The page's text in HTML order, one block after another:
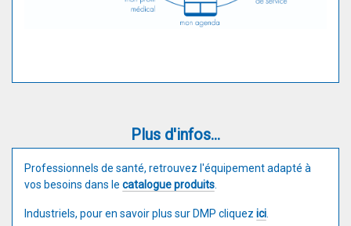
Plus d'infos...
Professionnels de santé, retrouvez l'équipement adapté à
vos besoins dans le catalogue produits.
Industriels, pour en savoir plus sur DMP cliquez ici.